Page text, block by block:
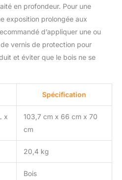
en profondeur. Pour une
exposition prolongée aux
d’appliquer une ou
vernis de protection pour
et éviter que le bois ne se
Spécification
x
103,7 cm x 66 cm x 70
cm
20,4 kg
Bois